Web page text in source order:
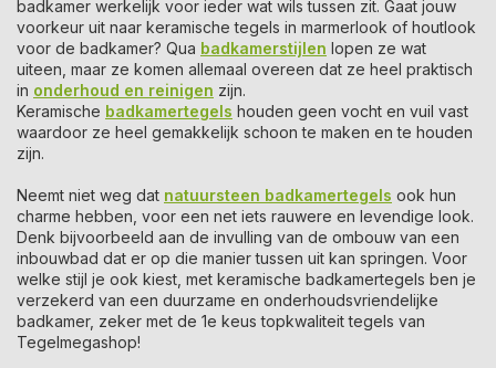
badkamer werkelijk voor ieder wat wils tussen zit. Gaat jouw
voorkeur uit naar keramische tegels in marmerlook of houtlook
voor de badkamer? Qua badkamerstijlen lopen ze wat
uiteen, maar ze komen allemaal overeen dat ze heel praktisch
in onderhoud en reinigen zijn.
Keramische badkamertegels houden geen vocht en vuil vast
waardoor ze heel gemakkelijk schoon te maken en te houden
zijn.
Neemt niet weg dat natuursteen badkamertegels ook hun
charme hebben, voor een net iets rauwere en levendige look.
Denk bijvoorbeeld aan de invulling van de ombouw van een
inbouwbad dat er op die manier tussen uit kan springen. Voor
welke stijl je ook kiest, met keramische badkamertegels ben je
verzekerd van een duurzame en onderhoudsvriendelijke
badkamer, zeker met de 1e keus topkwaliteit tegels van
Tegelmegashop!